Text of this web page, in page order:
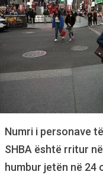
Numri i personave
SHBA është rritur
humbur jetën në